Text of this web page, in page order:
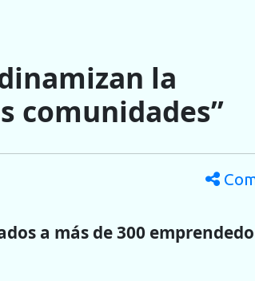
la
comunidades”
a más de 300